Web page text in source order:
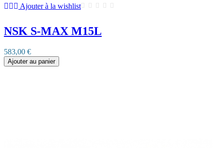
Ajouter à la wishlist
NSK S-MAX M15L
583,00 €
Ajouter au panier